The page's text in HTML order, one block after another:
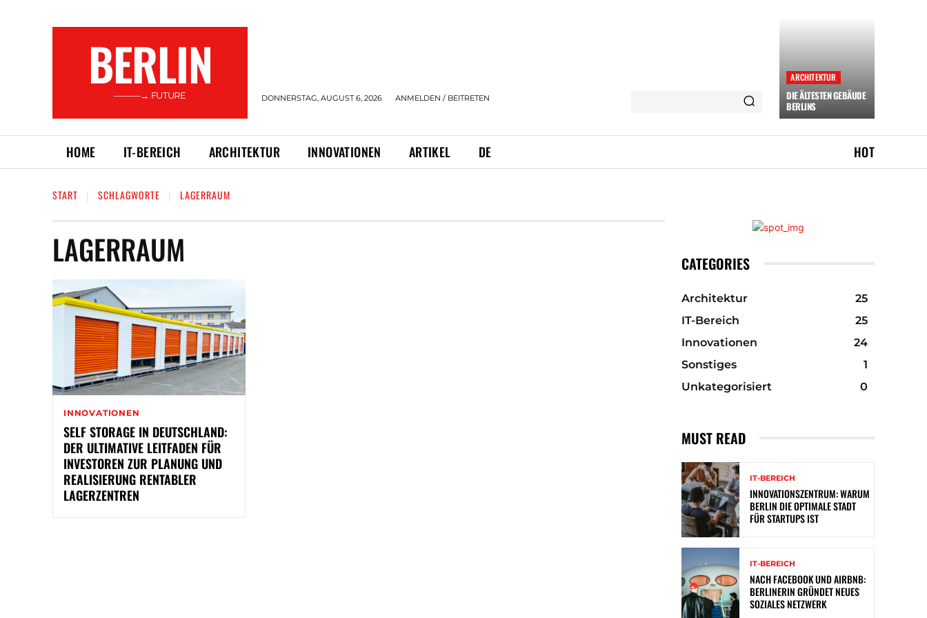
BERLIN
———→ FUTURE DONNERSTAG, AUGUST 6, 2026 ANMELDEN / BEITRETEN
ARCHITEKTUR
DIE ÄLTESTEN GEBÄUDE
BERLINS
HOME IT-BEREICH ARCHITEKTUR INNOVATIONEN ARTIKEL DE HOT
START SCHLAGWORTE LAGERRAUM
LAGERRAUM
INNOVATIONEN
SELF STORAGE IN DEUTSCHLAND:
DER ULTIMATIVE LEITFADEN FÜR
INVESTOREN ZUR PLANUNG UND
REALISIERUNG RENTABLER
LAGERZENTREN
CATEGORIES
Architektur
25
IT-Bereich
25
Innovationen
24
Sonstiges
1
Unkategorisiert
0
MUST READ
IT-BEREICH
INNOVATIONSZENTRUM: WARUM
BERLIN DIE OPTIMALE STADT
FÜR STARTUPS IST
IT-BEREICH
NACH FACEBOOK UND AIRBNB:
BERLINERIN GRÜNDET NEUES
SOZIALES NETZWERK